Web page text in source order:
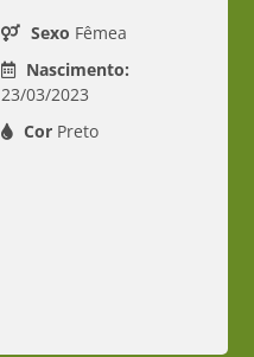
Sexo Fêmea
Nascimento:
23/03/2023
CorPreto